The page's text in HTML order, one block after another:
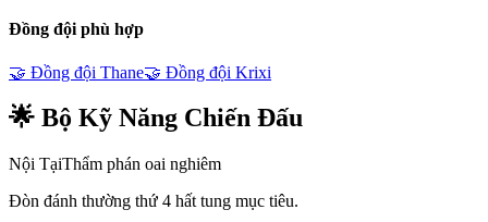
Đồng đội phù hợp
🤝 Đồng đội Thane🤝 Đồng đội Krixi
🌟 Bộ Kỹ Năng Chiến Đấu
Nội TạiThẩm phán oai nghiêm
Đòn đánh thường thứ 4 hất tung mục tiêu.